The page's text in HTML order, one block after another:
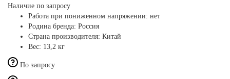
Наличие по запросу
Работа при пониженном напряжении: нет
Родина бренда: Россия
Страна производителя: Китай
Вес: 13,2 кг
По запросу